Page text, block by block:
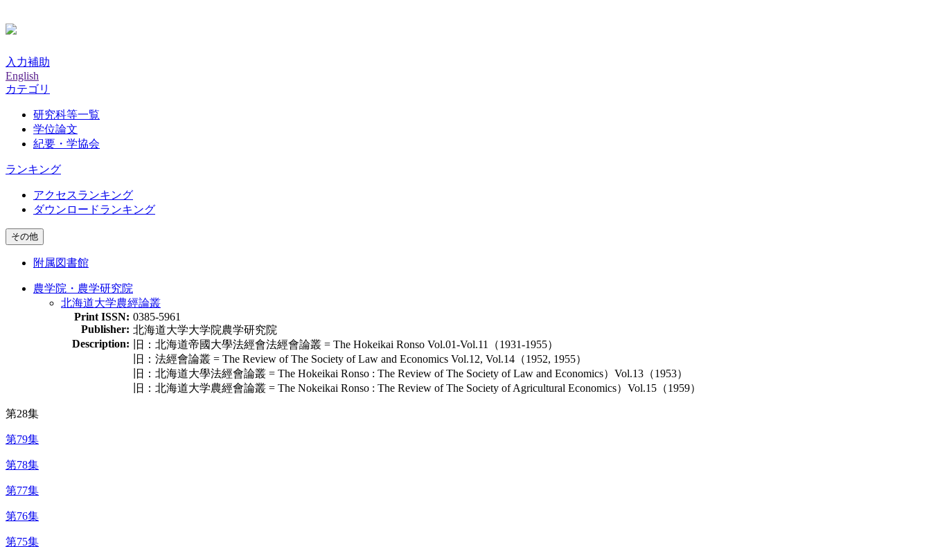
入力補助
English
カテゴリ
研究科等一覧
学位論文
紀要・学協会
ランキング
アクセスランキング
ダウンロードランキング
その他
附属図書館
農学院・農学研究院
北海道大学農經論叢
Print ISSN: 0385-5961
Publisher: 北海道大学大学院農学研究院
Description:
旧：北海道帝國大學法經會法經會論叢 = The Hokeikai Ronso Vol.01-Vol.11（1931-1955）
旧：法經會論叢 = The Review of The Society of Law and Economics Vol.12, Vol.14（1952, 1955）
旧：北海道大學法經會論叢 = The Hokeikai Ronso : The Review of The Society of Law and Economics）Vol.13（1953）
旧：北海道大学農經會論叢 = The Nokeikai Ronso : The Review of The Society of Agricultural Economics）Vol.15（1959）
第28集
第79集
第78集
第77集
第76集
第75集